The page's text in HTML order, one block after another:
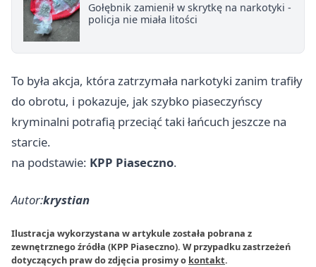
Gołębnik zamienił w skrytkę na narkotyki -
policja nie miała litości
To była akcja, która zatrzymała narkotyki zanim trafiły
do obrotu, i pokazuje, jak szybko piaseczyńscy
kryminalni potrafią przeciąć taki łańcuch jeszcze na
starcie.
na podstawie: KPP Piaseczno.
Autor:krystian
Ilustracja wykorzystana w artykule została pobrana z
zewnętrznego źródła (KPP Piaseczno). W przypadku zastrzeżeń
dotyczących praw do zdjęcia prosimy o kontakt.